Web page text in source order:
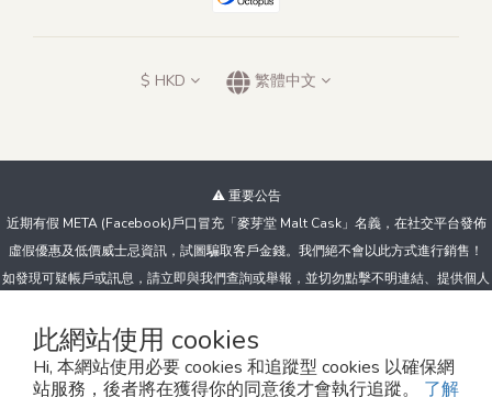
此網站使用 cookies
Hi, 本網站使用必要 cookies 和追蹤型 cookies 以確保網
站服務，後者將在獲得你的同意後才會執行追蹤。 了解
$ HKD 繁體中文
⚠️ 重要公告
近期有假 META (Facebook)戶口冒充「麥芽堂 Malt Cask」名義，在社交平台發佈
虛假優惠及低價威士忌資訊，試圖騙取客戶金錢。我們絕不會以此方式進行銷售！
如發現可疑帳戶或訊息，請立即與我們查詢或舉報，並切勿點擊不明連結、提供個人
Copyright© 2024 The MaltCask 麥芽堂